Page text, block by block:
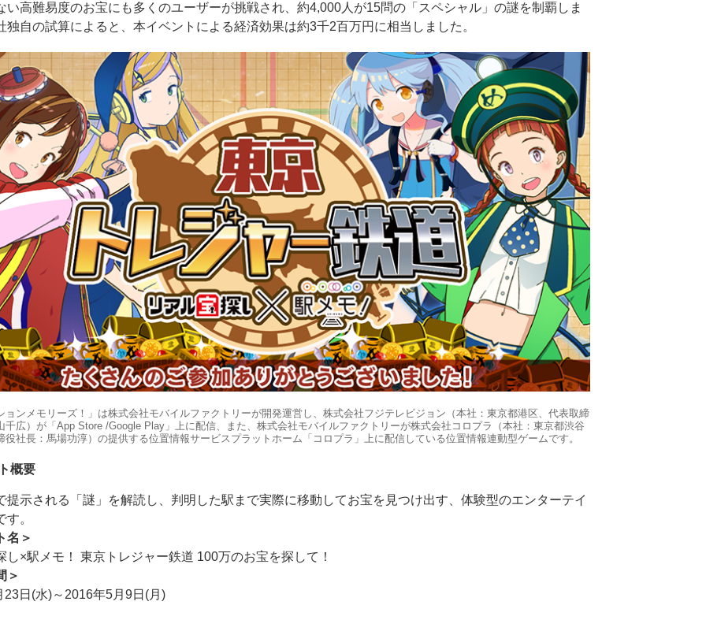
い高難易度のお宝にも多くのユーザーが挑戦され、約4,000人が15問の「スペシャル」の謎を制覇しま
独自の試算によると、本イベントによる経済効果は約3千2百万円に相当しました。
ンメモリーズ！」は株式会社モバイルファクトリーが開発運営し、株式会社フジテレビジョン（本社：東京都港区、代表取締
千広）が「App Store /Google Play」上に配信、また、株式会社モバイルファクトリーが株式会社コロプラ（本社：東京都渋谷
役社長：馬場功淳）の提供する位置情報サービスプラットホーム「コロプラ」上に配信している位置情報連動型ゲームです。
概要
提示される「謎」を解読し、判明した駅まで実際に移動してお宝を見つけ出す、体験型のエンターテイ
す。
名＞
し×駅メモ！ 東京トレジャー鉄道 100万のお宝を探して！
＞
23日(水)～2016年5月9日(月)